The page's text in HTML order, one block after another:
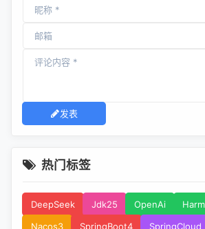
发表
热门标签
DeepSeek Jdk25 OpenAi
Nacos3
SpringBoot4 SpringCloud